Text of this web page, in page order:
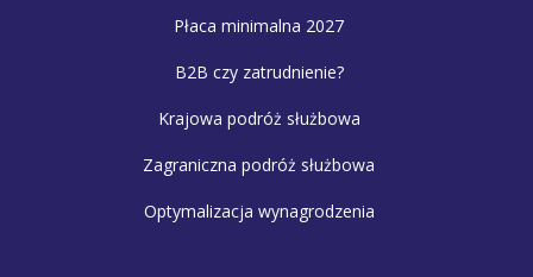
Płaca minimalna 2027
B2B czy zatrudnienie?
Krajowa podróż służbowa
Zagraniczna podróż służbowa
Optymalizacja wynagrodzenia